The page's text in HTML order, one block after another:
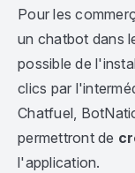
Pour les
un chatbot dans
possible de
clics par
Chatfuel,
permettront de
l'application.